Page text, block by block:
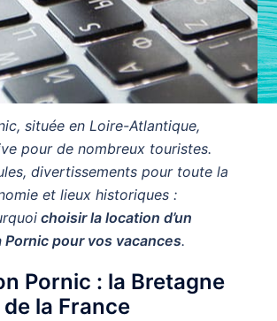
située en Loire-Atlantique,
pour de nombreux touristes.
divertissements pour toute la
et lieux historiques :
choisir la location d’un
Pornic pour vos vacances.
Pornic : la Bretagne
de la France